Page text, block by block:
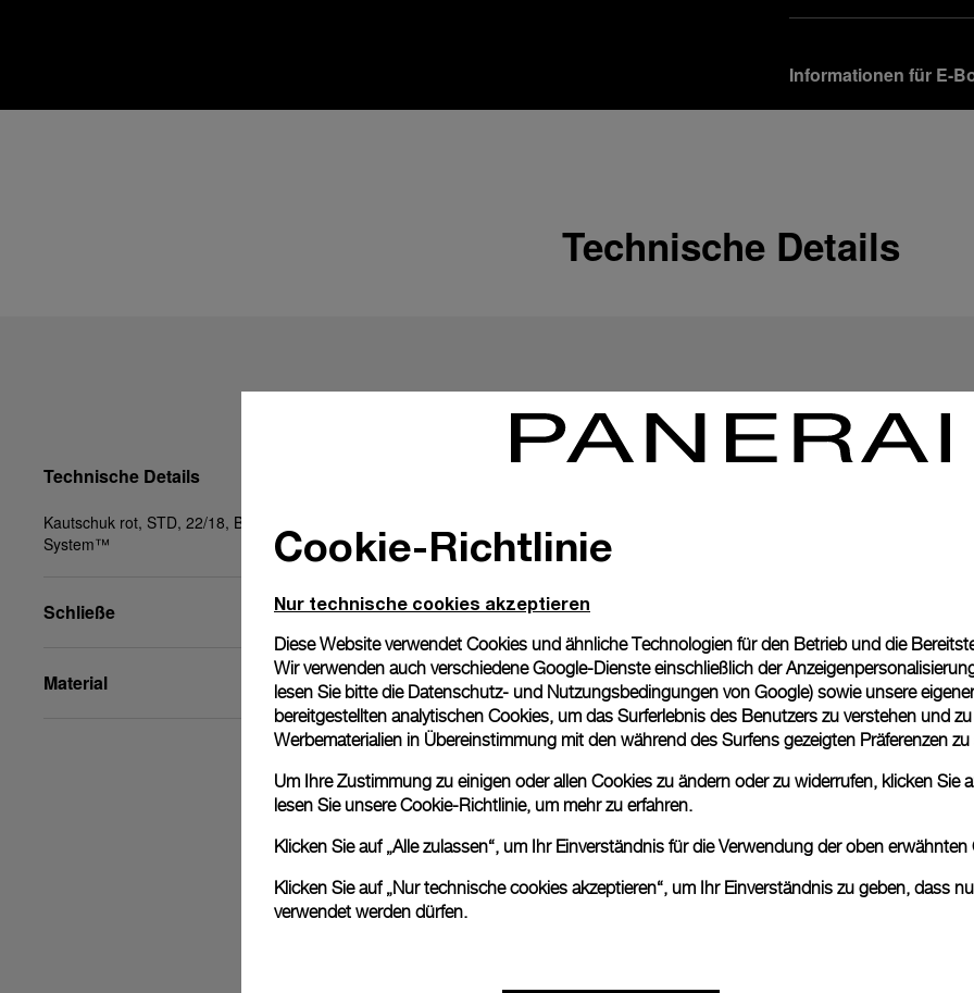
Informationen für E-
Rückgabe &
Officine Panerai
Mehr Informationen
Mehr Informationen
Bitte beachten Sie, dass es
können beim tatsächlichen
Technische Details
Technische Details
Kautschuk rot, STD, 22/18, BA, PAM Click Release
System™
Schließe
Material
Cookie-Richtlinie
Nur technische cookies akzeptieren
Diese Website verwendet Cookies und ähnliche Technologien für den Betrieb und die
Wir verwenden auch verschiedene Google-Dienste einschließlich der
lesen Sie bitte die Datenschutz- und Nutzungsbedingungen von Google) sowie unsere
bereitgestellten analytischen Cookies, um das Surferlebnis des Benutzers zu verstehen und
Werbematerialien in Übereinstimmung mit den während des Surfens gezeigten Präferenzen
Um Ihre Zustimmung zu einigen oder allen Cookies zu ändern oder zu widerrufen, klicken Sie
lesen Sie unsereCookie-Richtlinie, um mehr zu erfahren.
Klicken Sie auf „Alle zulassen“, um Ihr Einverständnis für die Verwendung der oben
Klicken Sie auf „Nur technische cookies akzeptieren“, um Ihr Einverständnis zu geben, dass
verwendet werden dürfen.